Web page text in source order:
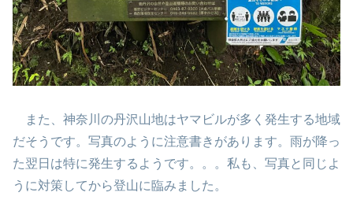
また、神奈川の丹沢山地はヤマビルが多く発生する地域
だそうです。写真のように注意書きがあります。雨が降っ
た翌日は特に発生するようです。。。私も、写真と同じよ
うに対策してから登山に臨みました。